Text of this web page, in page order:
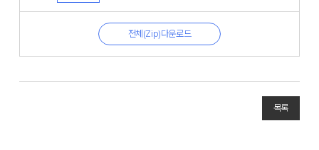
전체(Zip)다운로드
목록